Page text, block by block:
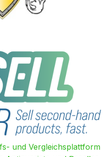
und Vergleichsplattform